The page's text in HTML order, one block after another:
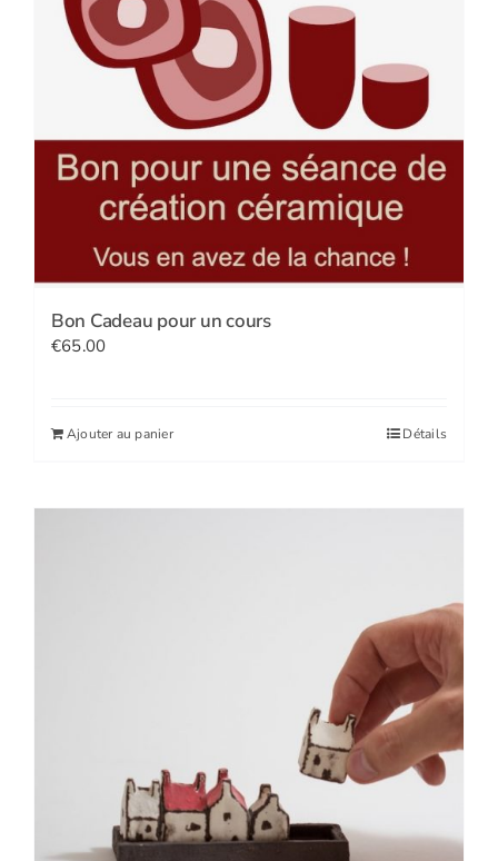
Bon Cadeau pour un cours
€65.00
Ajouter au panier Détails